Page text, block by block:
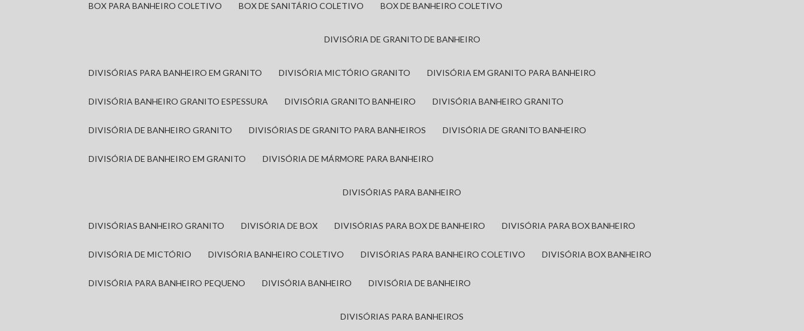
BOX PARA BANHEIRO COLETIVO BOX DE SANITÁRIO COLETIVO BOX DE BANHEIRO COLETIVO
DIVISÓRIA DE GRANITO DE BANHEIRO
DIVISÓRIAS PARA BANHEIRO EM GRANITO DIVISÓRIA MICTÓRIO GRANITO DIVISÓRIA EM GRANITO PARA BANHEIRO
DIVISÓRIA BANHEIRO GRANITO ESPESSURA DIVISÓRIA GRANITO BANHEIRO DIVISÓRIA BANHEIRO GRANITO
DIVISÓRIA DE BANHEIRO GRANITO DIVISÓRIAS DE GRANITO PARA BANHEIROS DIVISÓRIA DE GRANITO BANHEIRO
DIVISÓRIA DE BANHEIRO EM GRANITO DIVISÓRIA DE MÁRMORE PARA BANHEIRO
DIVISÓRIAS PARA BANHEIRO
DIVISÓRIAS BANHEIRO GRANITO DIVISÓRIA DE BOX DIVISÓRIAS PARA BOX DE BANHEIRO DIVISÓRIA PARA BOX BANHEIRO
DIVISÓRIA DE MICTÓRIO DIVISÓRIA BANHEIRO COLETIVO DIVISÓRIAS PARA BANHEIRO COLETIVO DIVISÓRIA BOX BANHEIRO
DIVISÓRIA PARA BANHEIRO PEQUENO DIVISÓRIA BANHEIRO DIVISÓRIA DE BANHEIRO
DIVISÓRIAS PARA BANHEIROS